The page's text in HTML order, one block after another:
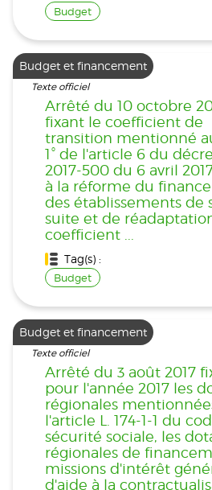
Budget
Budget et financement
Texte officiel
Arrêté du 10 octobre
fixant le coefficient de
transition mentionné
1° de l'article 6 du
2017-500 du 6 avril
à la réforme du
des établissements de
suite et de
coefficient ...
Tag(s) :
Budget
Budget et financement
Texte officiel
Arrêté du 3 août 2017
pour l'année 2017 les
régionales
l'article L. 174-1-1 du
sécurité sociale, les
régionales de
missions d'intérêt
d'aide à la